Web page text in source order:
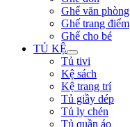
Ghế văn phòng
Ghế trang điểm
Ghế cho bé
TỦ KỆ
Tủ tivi
Kệ sách
Kệ trang trí
Tủ giầy dép
Tủ ly chén
Tủ quần áo